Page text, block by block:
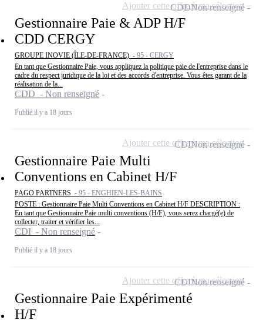
Gestionnaire Paie & ADP H/F
CDD CERGY
GROUPE INOVIE (ÎLE-DE-FRANCE) - 95 - CERGY
En tant que Gestionnaire Paie, vous appliquez la politique paie de l'entreprise dans le
cadre du respect juridique de la loi et des accords d'entreprise. Vous êtes garant de la
réalisation de la...
CDD - Non renseigné
Publié il y a 18 jours
CDDNon renseigné
Ajouter cette offre à ma sélection
Gestionnaire Paie Multi
Conventions en Cabinet H/F
PAGO PARTNERS - 95 - ENGHIEN-LES-BAINS
POSTE : Gestionnaire Paie Multi Conventions en Cabinet H/F DESCRIPTION :
En tant que Gestionnaire Paie multi conventions (H/F), vous serez chargé(e) de
collecter, traiter et vérifier les...
CDI - Non renseigné
Publié il y a 18 jours
CDINon renseigné
Ajouter cette offre à ma sélection
Gestionnaire Paie Expérimenté
H/F
CDINon renseigné
Ajouter cette offre à ma sélection